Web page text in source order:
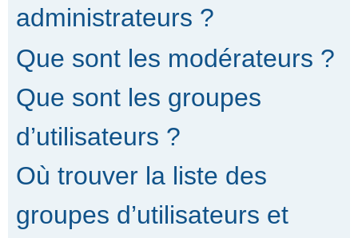
administrateurs ?
Que sont les modérateurs ?
Que sont les groupes
d’utilisateurs ?
Où trouver la liste des
groupes d’utilisateurs et